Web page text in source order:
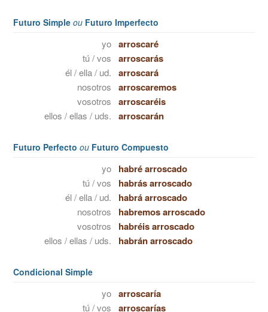
Futuro Simple ou Futuro Imperfecto
yo arroscaré
tú / vos arroscarás
él / ella / ud. arroscará
nosotros arroscaremos
vosotros arroscaréis
ellos / ellas / uds. arroscarán
Futuro Perfecto ou Futuro Compuesto
yo habré arroscado
tú / vos habrás arroscado
él / ella / ud. habrá arroscado
nosotros habremos arroscado
vosotros habréis arroscado
ellos / ellas / uds. habrán arroscado
Condicional Simple
yo arroscaría
tú / vos arroscarías